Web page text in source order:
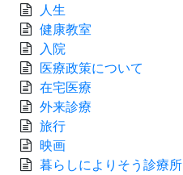
人生
健康教室
入院
医療政策について
在宅医療
外来診療
旅行
映画
暮らしによりそう診療所